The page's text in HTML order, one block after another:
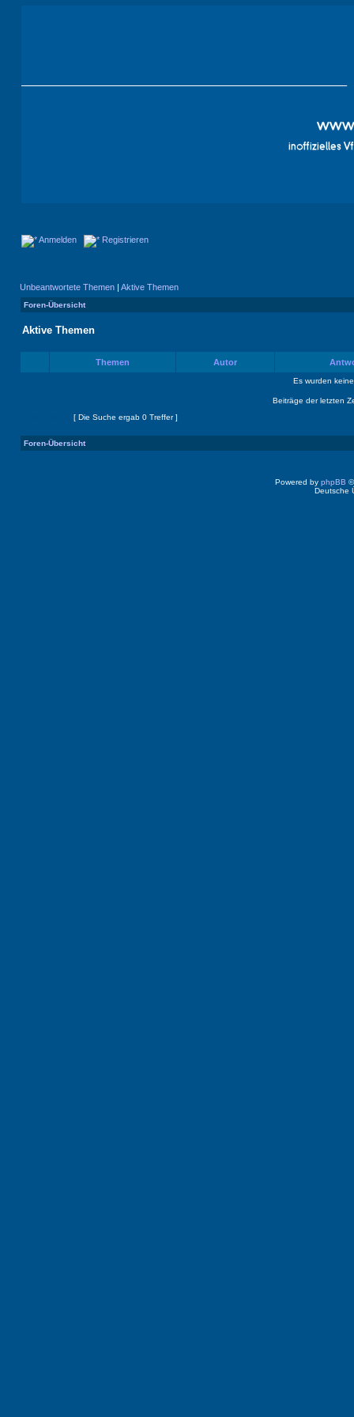
Anmelden Registrieren
Unbeantwortete Themen | Aktive Themen
Foren-Übersicht
Aktive Themen
Themen Autor
Es wurden
Beiträge der letzten
[ Die Suche ergab 0 Treffer ]
Foren-Übersicht
Powered by phpBB
Deutsche